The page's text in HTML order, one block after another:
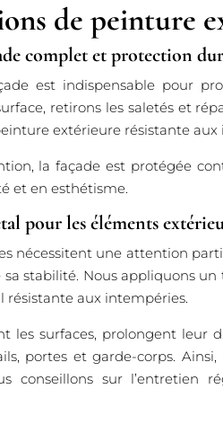
de peinture
complet et protection
est indispensable pour
retirons les saletés et
extérieure résistante
la façade est protégée
et en esthétisme.
pour les éléments
nécessitent une attention
stabilité. Nous appliquons
résistante aux intempéries.
les surfaces, prolongent leur
portes et garde-corps.
conseillons sur